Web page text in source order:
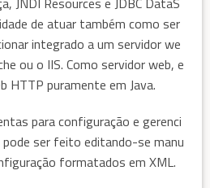
de atuar também como ser
integrado a um servidor we
ou o IIS. Como servidor web, e
HTTP puramente em Java.
para configuração e gerenci
ser feito editando-se manu
formatados em XML.